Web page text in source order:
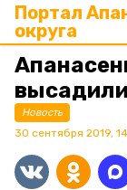
Портал
округа
Новость
30 сентября 2019,